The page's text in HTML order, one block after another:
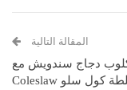
المقالة التالية
دجاج سندويش مع
سلطة كول سلو Coleslaw